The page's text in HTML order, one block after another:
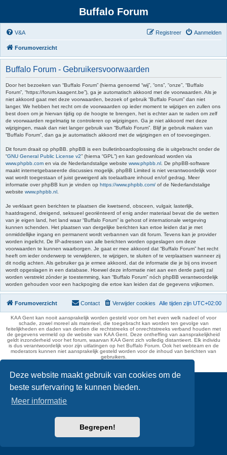
Deze website maakt gebruik van cookies om de
beste surfervaring te kunnen bieden.
Meer informatie
Begrepen!
Buffalo Forum
V&A Aanmelden
Registreer
Forumoverzicht
Buffalo Forum - Gebruikersvoorwaarden
Door het bezoeken van “Buffalo Forum” (hierna genoemd “wij”, “ons”, “onze”, “Buffalo
Forum”, “https://forum.kaagent.be”), ga je automatisch akkoord met de voorwaarden. Als je
niet akkoord gaat met deze voorwaarden, bezoek of gebruik “Buffalo Forum” dan niet
langer. We hebben het recht om de voorwaarden op ieder moment te wijzigen en zullen ons
best doen om je hiervan tijdig op de hoogte te brengen, het is echter aan te raden om zelf
de voorwaarden regelmatig te controleren op wijzigingen. Ga je niet akkoord met deze
wijzigingen, maak dan niet langer gebruik van “Buffalo Forum”. Blijf je gebruik maken van
“Buffalo Forum”, dan ga je automatisch akkoord met de wijzigingen en of toevoegingen.
Dit forum draait op phpBB. phpBB is een bulletinboardoplossing die is uitgebracht onder de
“GNU General Public License v2” (hierna “GPL”) en kan gedownload worden via
www.phpbb.com en via de Nederlandstalige website www.phpbb.nl . De phpBB-software
maakt internetgebaseerde discussies mogelijk. phpBB Limited is niet verantwoordelijk voor
wat wordt toegestaan of juist geweigerd als toelaatbare inhoud en/of gedrag. Meer
informatie over phpBB kun je vinden op https://www.phpbb.com/ of de Nederlandstalige
website www.phpbb.nl
Je verklaart geen berichten te plaatsen die kwetsend, obsceen, vulgair, lasterlijk,
haatdragend, dreigend, seksueel georiënteerd of enig ander materiaal bevat die de wetten
van je eigen land, het land waar “Buffalo Forum” is gehost of internationale wetgeving
kunnen schenden. Het plaatsen van dergelijke berichten kan ertoe leiden dat je met
onmiddellijke ingang en permanent wordt verbannen van dit forum. Tevens kan je provider
worden ingelicht. De IP-adressen van alle berichten worden opgeslagen om deze
voorwaarden te kunnen waarborgen. Je gaat er mee akkoord dat “Buffalo Forum” het recht
heeft om ieder onderwerp te verwijderen, te wijzigen, te sluiten of te verplaatsen wanneer zij
dit nodig achten. Als gebruiker ga je ermee akkoord, dat de informatie die je bij ons invoert
wordt opgeslagen in een database. Hoewel deze informatie niet aan een derde partij zal
worden verstrekt zónder je toestemming, kan “Buffalo Forum” nóch phpBB verantwoordelijk
worden gehouden voor een hackpoging die ertoe kan leiden dat de gegevens vrijkomen.
Forumoverzicht Alle tijden zijn UTC+02:00
Verwijder cookies
Contact
KAA Gent kan nooit aansprakelijk worden gesteld voor om het even welk nadeel of voor
schade, zowel moreel als materieel, die toegebracht kan worden ten gevolge van
feitelijkheden en daden van derden die rechtstreeks of onrechtstreeks verband houden met
de gegevens vermeld op de website van KAA Gent. Deze ontheffing van aansprakelijkheid
geldt inzonderheid voor het forum, waarvan KAA Gent zich volledig distantieert. Elk individu
is dus verantwoordelijk voor zijn uitlatingen op het Buffalo Forum. Ook het webteam en de
moderators kunnen niet aansprakelijk gesteld worden voor de inhoud van berichten van
gebruikers.